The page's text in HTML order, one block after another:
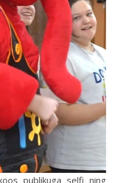
publikuga selfi ning